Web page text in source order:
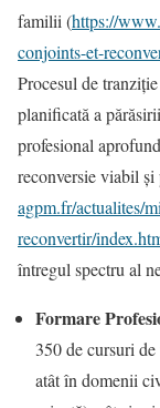
familii (https://
conjoints-et-
Procesul de
planificată a
profesional
reconversie viabil și
agpm.fr/actualites/
reconvertir/
întregul spectru al
Formare
350 de cursuri
atât în domenii